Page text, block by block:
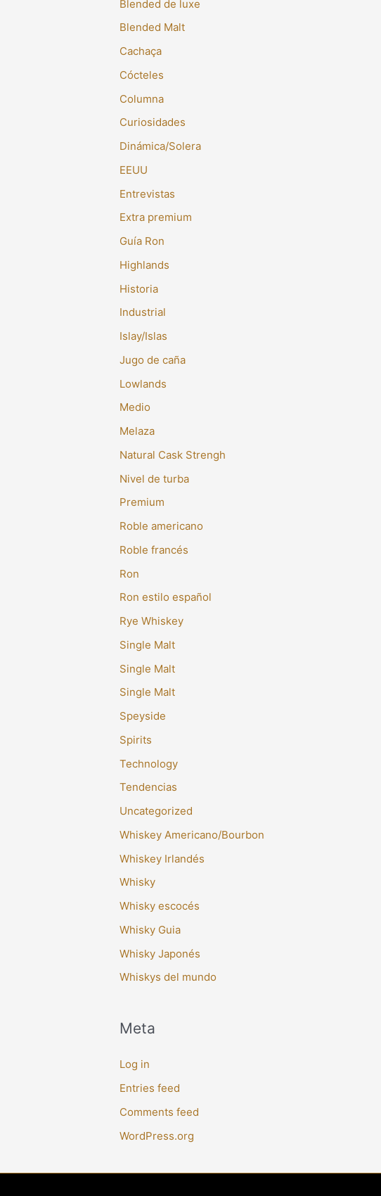
Blended de luxe
Blended Malt
Cachaça
Cócteles
Columna
Curiosidades
Dinámica/Solera
EEUU
Entrevistas
Extra premium
Guía Ron
Highlands
Historia
Industrial
Islay/Islas
Jugo de caña
Lowlands
Medio
Melaza
Natural Cask Strengh
Nivel de turba
Premium
Roble americano
Roble francés
Ron
Ron estilo español
Rye Whiskey
Single Malt
Single Malt
Single Malt
Speyside
Spirits
Technology
Tendencias
Uncategorized
Whiskey Americano/Bourbon
Whiskey Irlandés
Whisky
Whisky escocés
Whisky Guia
Whisky Japonés
Whiskys del mundo
Meta
Log in
Entries feed
Comments feed
WordPress.org